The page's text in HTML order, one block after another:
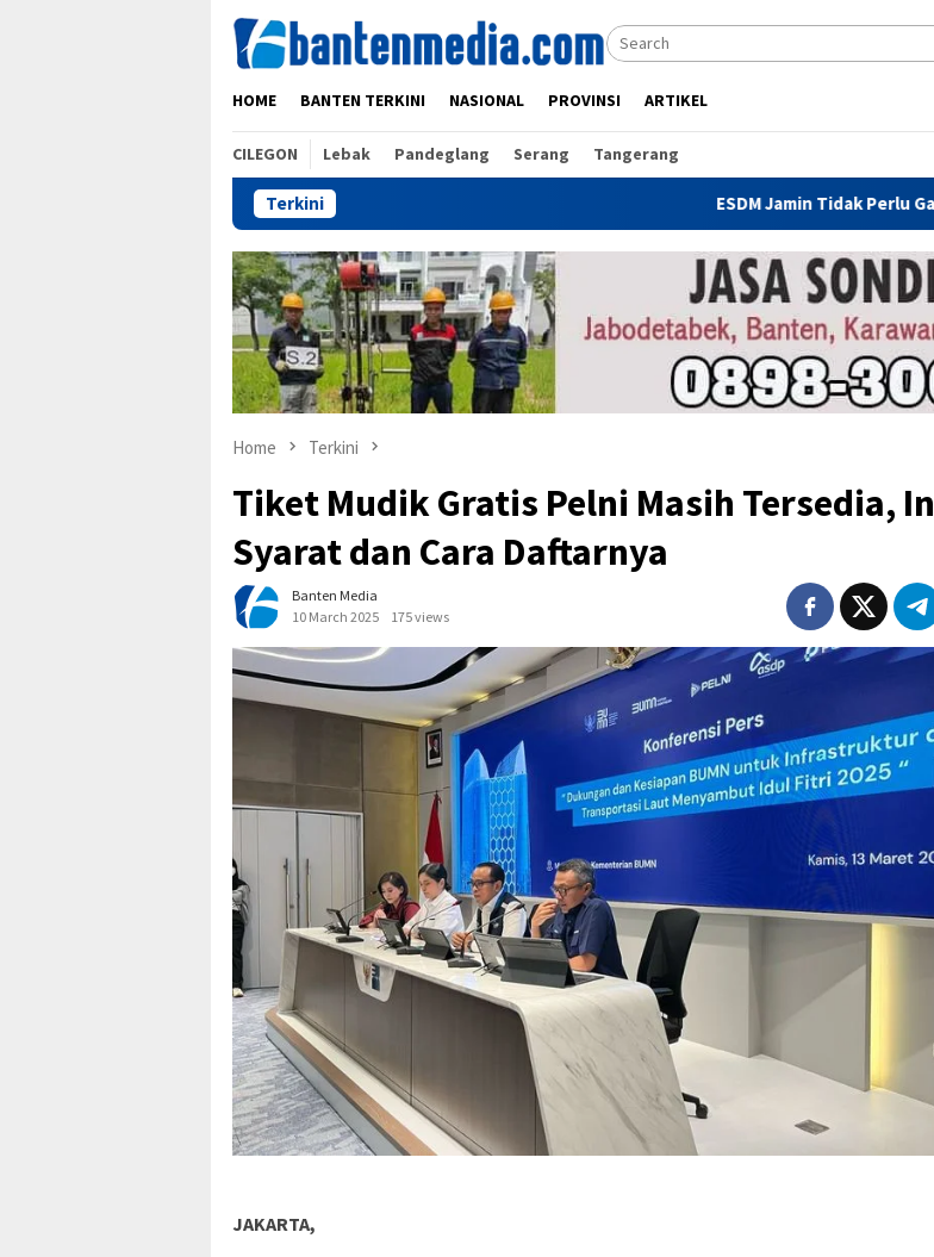
content
HOME BANTEN TERKINI NASIONAL PROVINSI ARTIKEL
CILEGON Lebak Pandeglang Serang Tangerang
Terkini ESDM Jamin Tidak Perlu Ganti Kompor
Home Terkini
Tiket Mudik Gratis Pelni Masih Tersedia,
Syarat dan Cara Daftarnya
Banten Media
10 March 2025
175 views
JAKARTA,